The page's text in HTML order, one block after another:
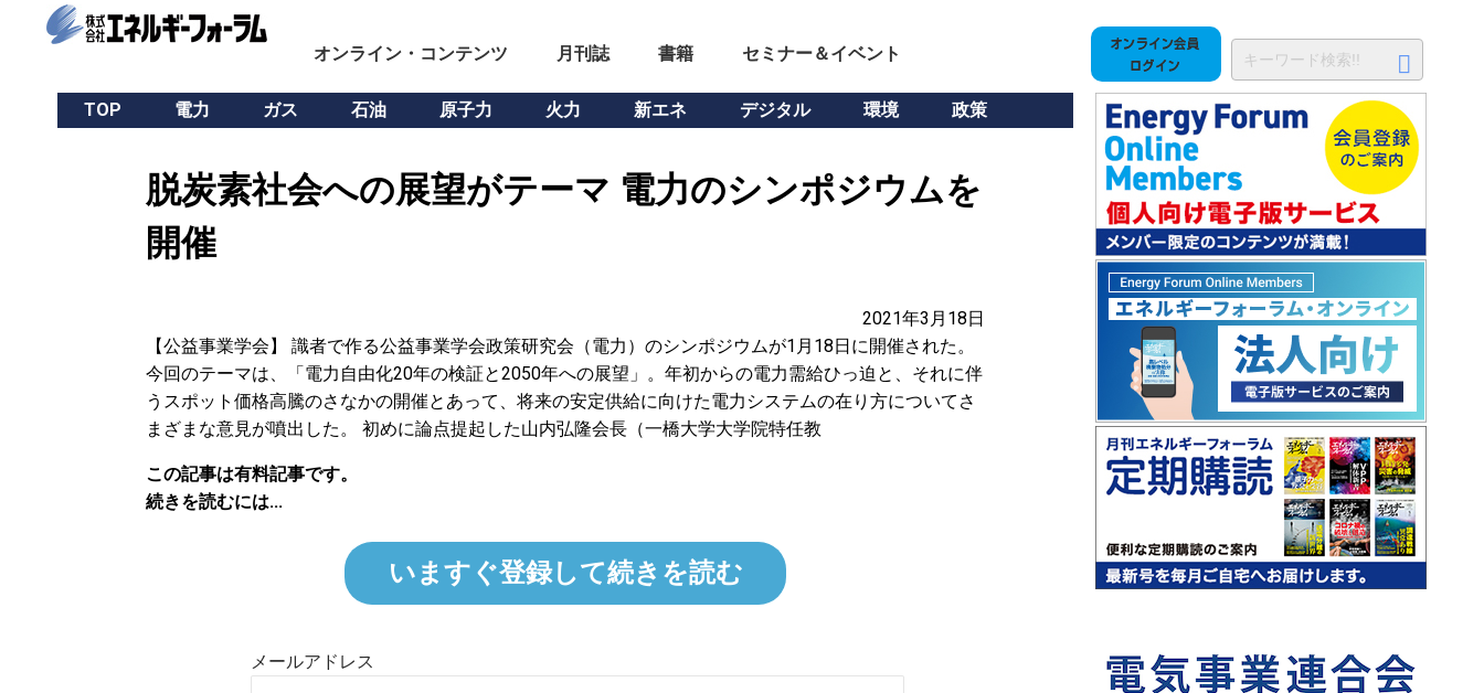
オンライン・コンテンツ 月刊誌 書籍 セミナー＆イベント
TOP 電力 ガス 石油 原子力 火力 新エネ デジタル 環境 政策
脱炭素社会への展望がテーマ 電力のシンポジウムを
開催
2021年3月18日
【公益事業学会】 識者で作る公益事業学会政策研究会（電力）のシンポジウムが1月18日に開催された。
今回のテーマは、「電力自由化20年の検証と2050年への展望」。年初からの電力需給ひっ迫と、それに伴
うスポット価格高騰のさなかの開催とあって、将来の安定供給に向けた電力システムの在り方についてさ
まざまな意見が噴出した。 初めに論点提起した山内弘隆会長（一橋大学大学院特任教
この記事は有料記事です。
続きを読むには...
いますぐ登録して続きを読む
メールアドレス